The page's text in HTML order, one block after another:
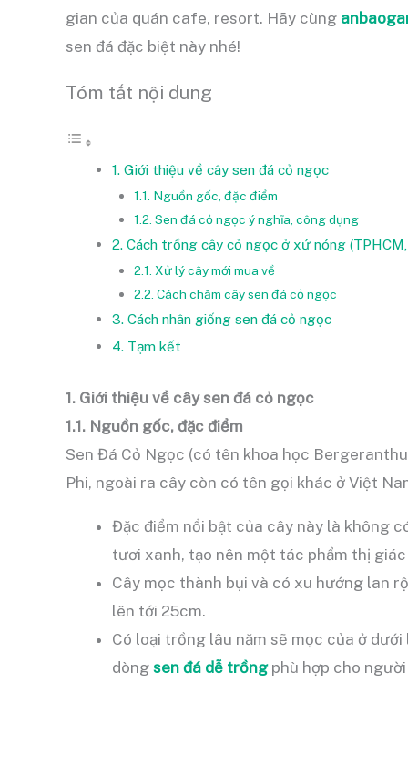
gian của quán cafe, resort. Hãy cùng
sen đá đặc biệt này nhé!
Tóm tắt nội dung
1. Giới thiệu về cây sen đá cỏ ngọc
1.1. Nguồn gốc, đặc điểm
1.2. Sen đá cỏ ngọc ý nghĩa, công dụng
2. Cách trồng cây cỏ ngọc ở xứ nóng
2.1. Xử lý cây mới mua về
2.2. Cách chăm cây sen đá cỏ ngọc
3. Cách nhân giống sen đá cỏ ngọc
4. Tạm kết
1. Giới thiệu về cây sen đá cỏ ngọc
1.1. Nguồn gốc, đặc điểm
Sen Đá Cỏ Ngọc (có tên khoa học
Phi, ngoài ra cây còn có tên gọi khác ở Việt
Đặc điểm nổi bật của cây này là không
tươi xanh, tạo nên một tác phẩm thị
Cây mọc thành bụi và có xu hướng lan
lên tới 25cm.
Có loại trồng lâu năm sẽ mọc của ở
dòng sen đá dễ trồngphù hợp cho người